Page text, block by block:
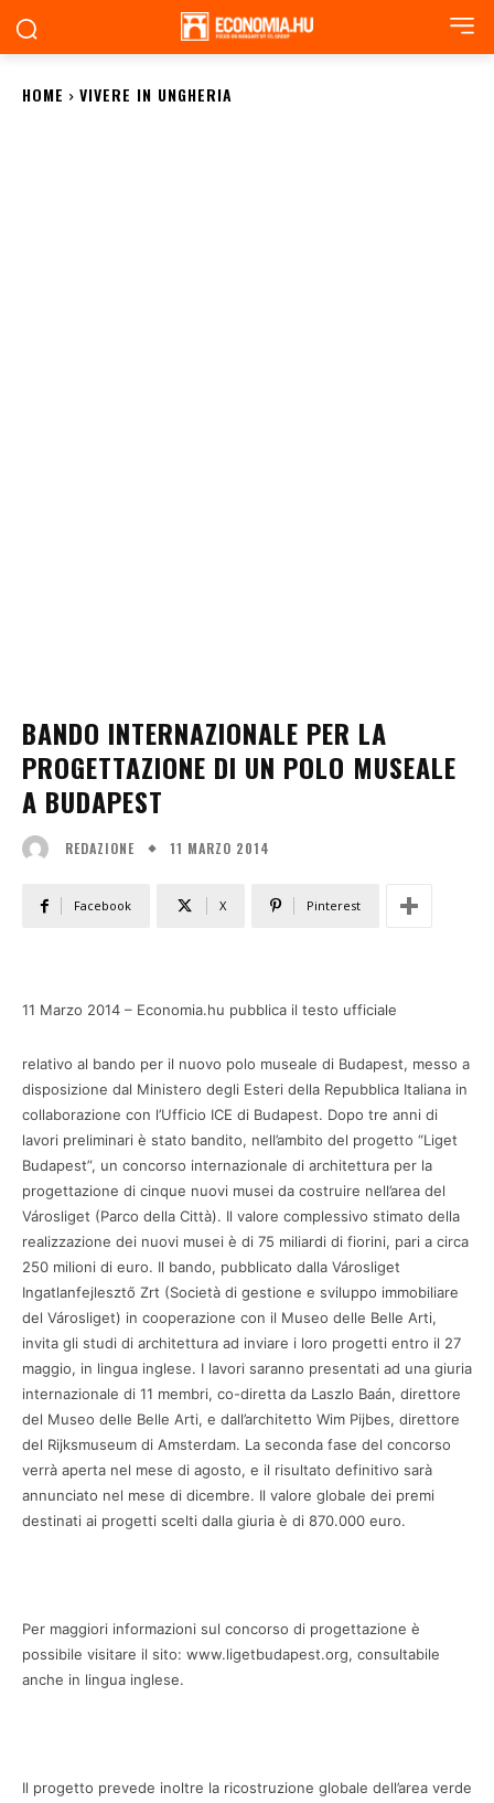
HOME VIVERE IN UNGHERIA
BANDO INTERNAZIONALE PER LA
PROGETTAZIONE DI UN POLO MUSEALE
A BUDAPEST
REDAZIONE 11 MARZO 2014
Facebook X Pinterest
11 Marzo 2014 – Economia.hu pubblica il testo ufficiale
relativo al bando per il nuovo polo museale di Budapest, messo a
disposizione dal Ministero degli Esteri della Repubblica Italiana in
collaborazione con l’Ufficio ICE di Budapest. Dopo tre anni di
lavori preliminari è stato bandito, nell’ambito del progetto “Liget
Budapest”, un concorso internazionale di architettura per la
progettazione di cinque nuovi musei da costruire nell’area del
Városliget (Parco della Città). Il valore complessivo stimato della
realizzazione dei nuovi musei è di 75 miliardi di fiorini, pari a circa
250 milioni di euro. Il bando, pubblicato dalla Városliget
Ingatlanfejlesztő Zrt (Società di gestione e sviluppo immobiliare
del Városliget) in cooperazione con il Museo delle Belle Arti,
invita gli studi di architettura ad inviare i loro progetti entro il 27
maggio, in lingua inglese. I lavori saranno presentati ad una giuria
internazionale di 11 membri, co-diretta da Laszlo Baán, direttore
del Museo delle Belle Arti, e dall’architetto Wim Pijbes, direttore
del Rijksmuseum di Amsterdam. La seconda fase del concorso
verrà aperta nel mese di agosto, e il risultato definitivo sarà
annunciato nel mese di dicembre. Il valore globale dei premi
destinati ai progetti scelti dalla giuria è di 870.000 euro.
Per maggiori informazioni sul concorso di progettazione è
possibile visitare il sito: www.ligetbudapest.org, consultabile
anche in lingua inglese.
Il progetto prevede inoltre la ricostruzione globale dell’area verde